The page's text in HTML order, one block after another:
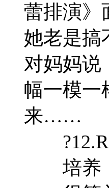
蕾排演》
她老是搞
对妈妈说
幅一模一
来……
培养：